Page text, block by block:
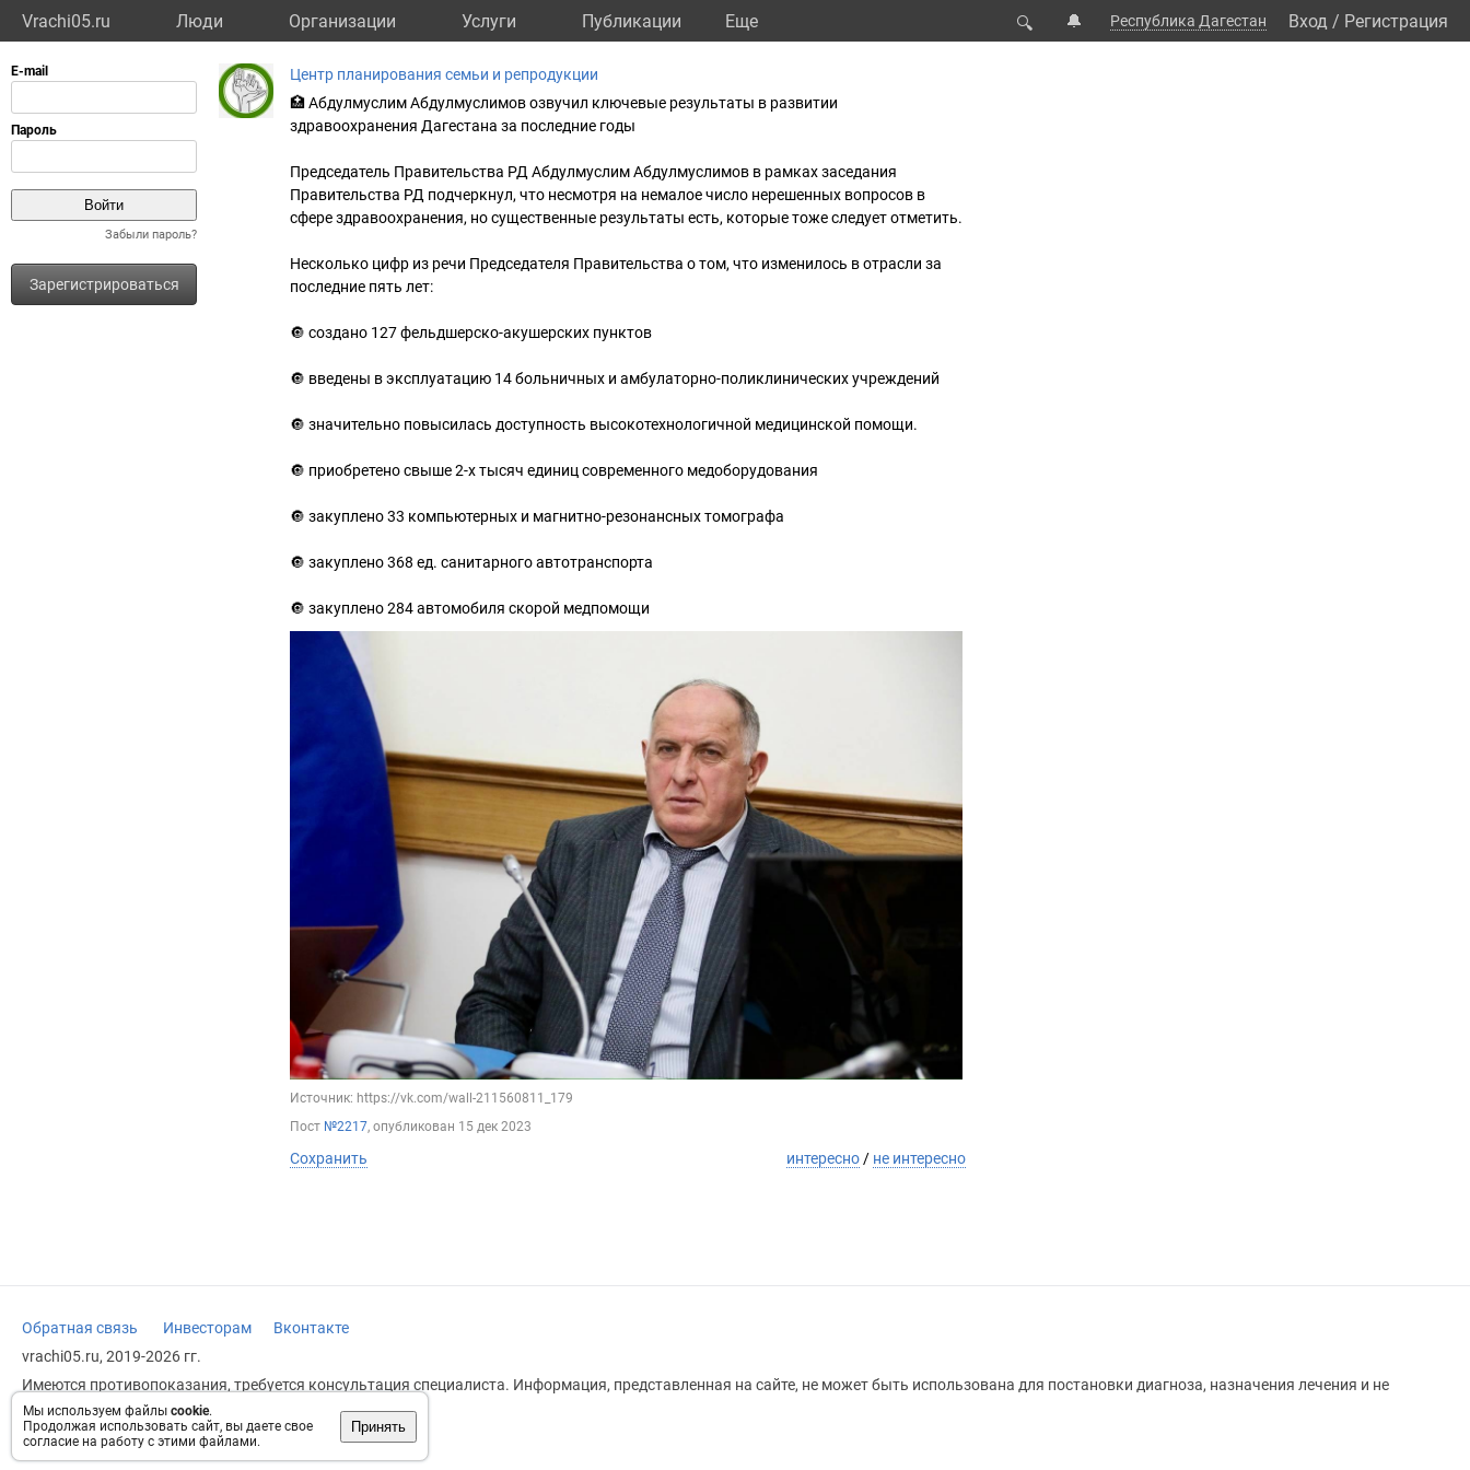
Vrachi05.ru Люди Организации Услуги Публикации Eще 🔍 🔔 Республика Дагестан Вход / Регистрация
Забыли пароль?
Зарегистрироваться
Мы используем файлы cookie.
Продолжая использовать сайт, вы даете свое
согласие на работу с этими файлами.
Принять
Центр планирования семьи и репродукции
🏥 Абдулмуслим Абдулмуслимов озвучил ключевые результаты в развитии
здравоохранения Дагестана за последние годы
Председатель Правительства РД Абдулмуслим Абдулмуслимов в рамках заседания
Правительства РД подчеркнул, что несмотря на немалое число нерешенных вопросов в
сфере здравоохранения, но существенные результаты есть, которые тоже следует отметить.
Несколько цифр из речи Председателя Правительства о том, что изменилось в отрасли за
последние пять лет:
🔘 создано 127 фельдшерско-акушерских пунктов
🔘 введены в эксплуатацию 14 больничных и амбулаторно-поликлинических учреждений
🔘 значительно повысилась доступность высокотехнологичной медицинской помощи.
🔘 приобретено свыше 2-х тысяч единиц современного медоборудования
🔘 закуплено 33 компьютерных и магнитно-резонансных томографа
🔘 закуплено 368 ед. санитарного автотранспорта
🔘 закуплено 284 автомобиля скорой медпомощи
Источник: https://vk.com/wall-211560811_179
Пост №2217, опубликован 15 дек 2023
Сохранить интересно / не интересно
Обратная связь Инвесторам
Вконтакте
vrachi05.ru, 2019-2026 гг.
Имеются противопоказания, требуется консультация специалиста. Информация, представленная на сайте, не может быть использована для постановки диагноза, назначения лечения и не
заменяет прием врача.
Возрастное ограничение: 18+